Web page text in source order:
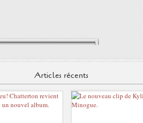
Articles récents